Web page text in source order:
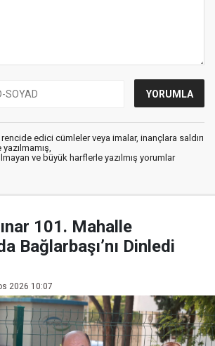
edici cümleler veya imalar, inançlara saldırı
ve büyük harflerle yazılmış yorumlar
101. Mahalle
Bağlarbaşı’nı Dinledi
2026 10:07